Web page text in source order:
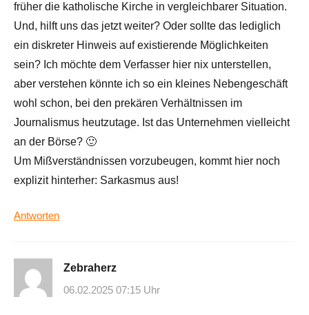
früher die katholische Kirche in vergleichbarer Situation.
Und, hilft uns das jetzt weiter? Oder sollte das lediglich
ein diskreter Hinweis auf existierende Möglichkeiten
sein? Ich möchte dem Verfasser hier nix unterstellen,
aber verstehen könnte ich so ein kleines Nebengeschäft
wohl schon, bei den prekären Verhältnissen im
Journalismus heutzutage. Ist das Unternehmen vielleicht
an der Börse? 🙂
Um Mißverständnissen vorzubeugen, kommt hier noch
explizit hinterher: Sarkasmus aus!
Antworten
Zebraherz
06.02.2025 07:15 Uhr